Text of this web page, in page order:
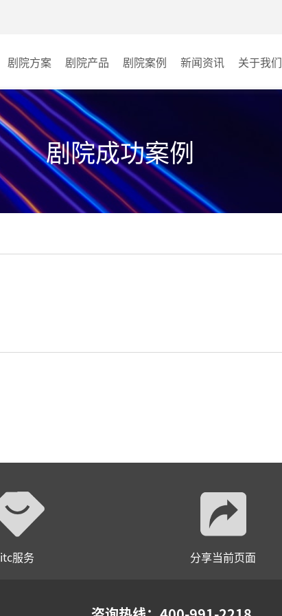
剧院方案 剧院产品
卓越演出系列
AI智慧沉浸式扩声系统
AI智慧声光影系统
轻松悦唱KT系列
剧院案例
音乐厅
其它
新闻资讯 关于我们
剧院成功案例
itc服务 分享当前页面